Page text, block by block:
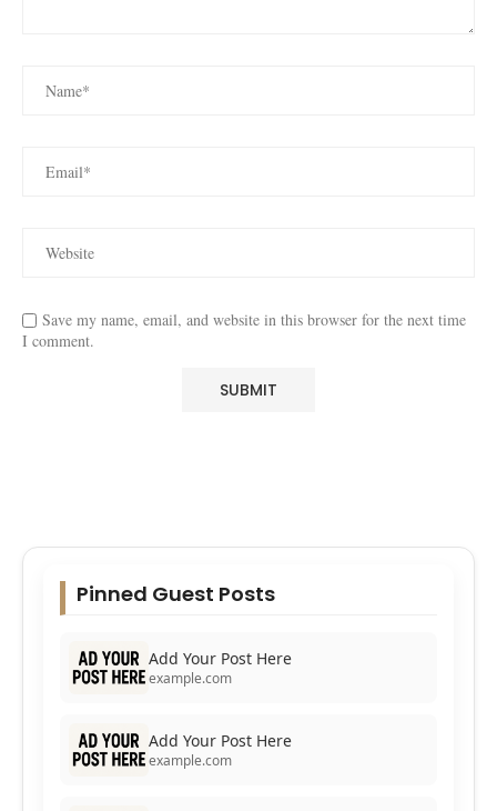
Save my name, email, and website in this browser for the next time
I comment.
Pinned Guest Posts
Add Your Post Here
example.com
Add Your Post Here
example.com